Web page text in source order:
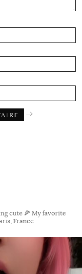
cute 🍕 My favorite
France